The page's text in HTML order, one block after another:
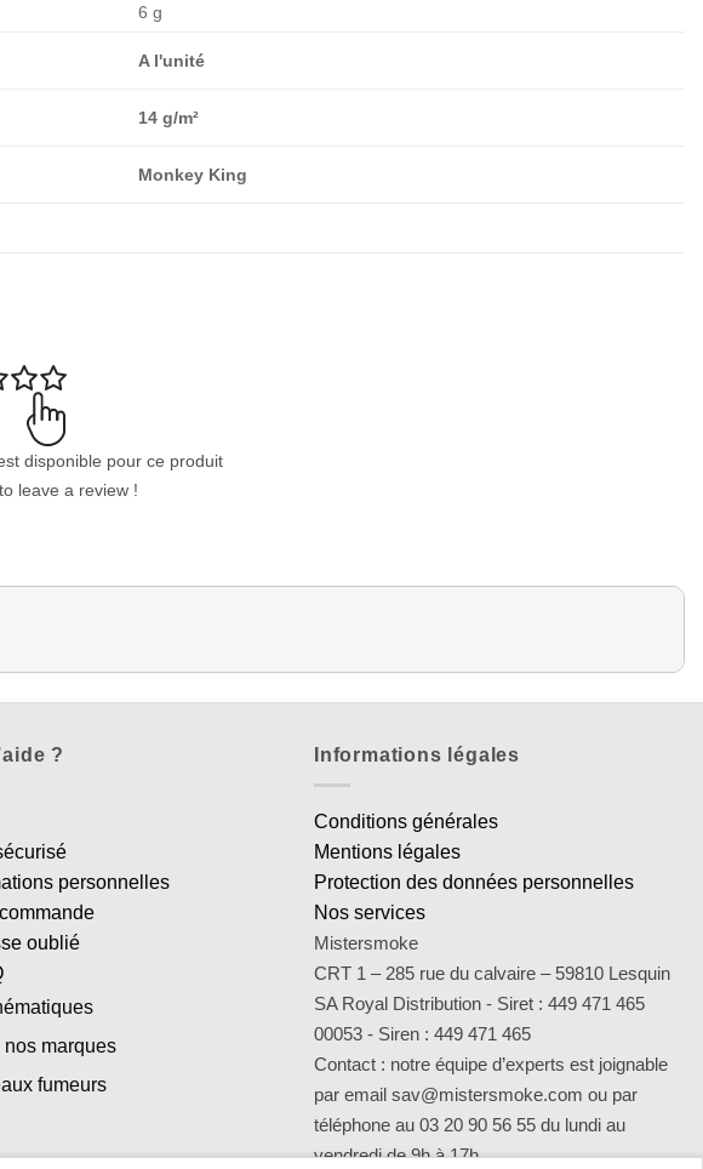
6 g
A l'unité
14 g/m²
Monkey King
disponible pour ce produit
leave a review !
?
personnelles
oublié
nos marques
fumeurs
Informations légales
Conditions générales
Mentions légales
Protection des données personnelles
Nos services
Mistersmoke
CRT 1 – 285 rue du calvaire – 59810 Lesquin
SA Royal Distribution - Siret : 449 471 465
00053 - Siren : 449 471 465
Contact : notre équipe d’experts est joignable
par email sav@mistersmoke.com ou par
téléphone au 03 20 90 56 55 du lundi au
vendredi de 9h à 17h.